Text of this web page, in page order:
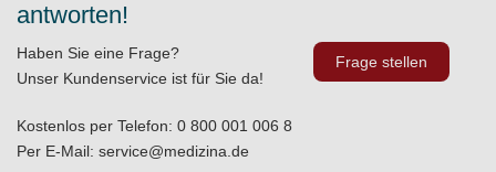
antworten!
Haben Sie eine Frage?
Unser Kundenservice ist für Sie da!
Kostenlos per Telefon: 0 800 001 006 8
Per E-Mail: service@medizina.de
Frage stellen